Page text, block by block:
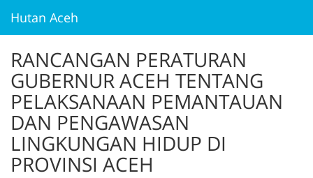
Hutan Aceh
RANCANGAN PERATURAN
GUBERNUR ACEH TENTANG
PELAKSANAAN PEMANTAUAN
DAN PENGAWASAN
LINGKUNGAN HIDUP DI
PROVINSI ACEH